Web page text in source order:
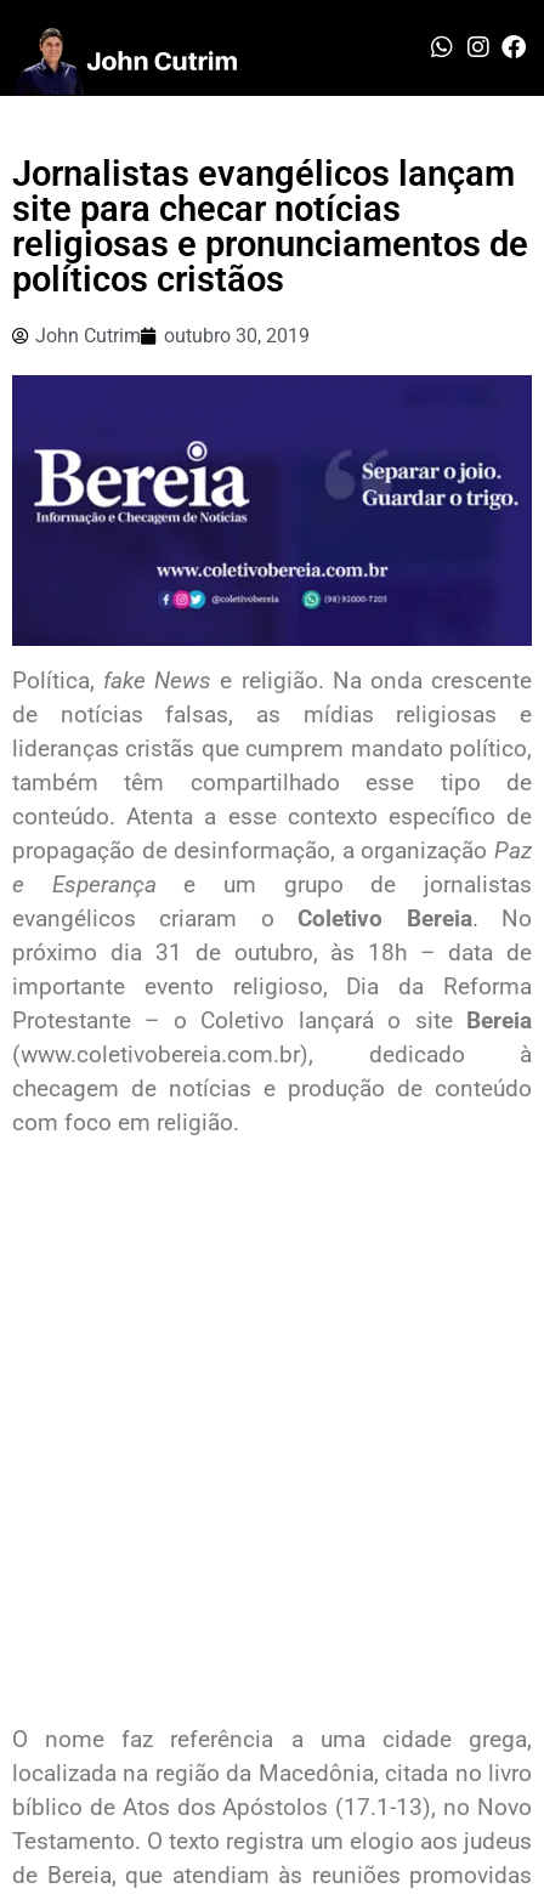
Jornalistas evangélicos lançam
site para checar notícias
religiosas e pronunciamentos de
políticos cristãos
John Cutrim outubro 30, 2019
Política, fake News e religião. Na onda crescente
de notícias falsas, as mídias religiosas e
lideranças cristãs que cumprem mandato político,
também têm compartilhado esse tipo de
conteúdo. Atenta a esse contexto específico de
propagação de desinformação, a organização Paz
e Esperança e um grupo de jornalistas
evangélicos criaram oColetivo Bereia. No
próximo dia 31 de outubro, às 18h – data de
importante evento religioso, Dia da Reforma
Protestante – o Coletivo lançará o site Bereia
(www.coletivobereia.com.br), dedicado à
checagem de notícias e produção de conteúdo
com foco em religião.
O nome faz referência a uma cidade grega,
localizada na região da Macedônia, citada no livro
bíblico de Atos dos Apóstolos (17.1-13), no Novo
Testamento. O texto registra um elogio aos judeus
de Bereia, que atendiam às reuniões promovidas